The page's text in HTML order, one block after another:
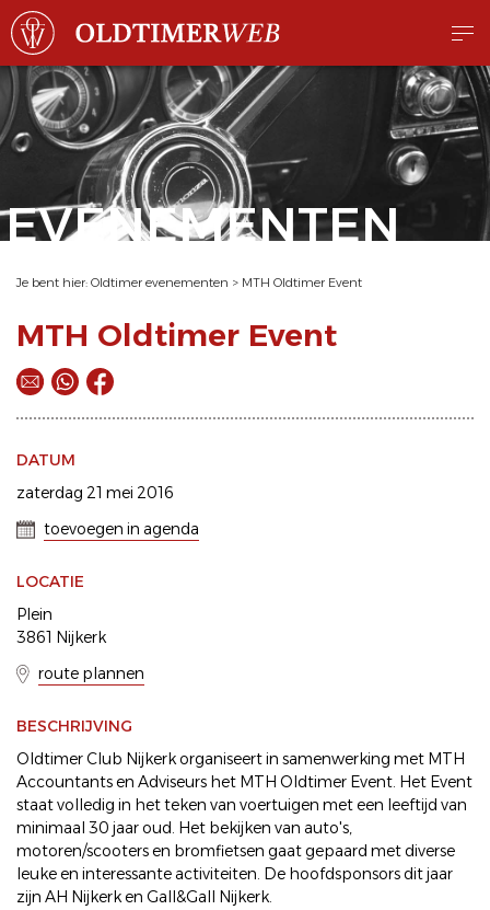
EVENEMENTEN
Je bent hier: Oldtimer evenementen > MTH Oldtimer Event
MTH Oldtimer Event
DATUM
zaterdag 21 mei 2016
toevoegen in agenda
LOCATIE
Plein
3861 Nijkerk
route plannen
BESCHRIJVING
Oldtimer Club Nijkerk organiseert in samenwerking met MTH
Accountants en Adviseurs het MTH Oldtimer Event. Het Event
staat volledig in het teken van voertuigen met een leeftijd van
minimaal 30 jaar oud. Het bekijken van auto's,
motoren/scooters en bromfietsen gaat gepaard met diverse
leuke en interessante activiteiten. De hoofdsponsors dit jaar
zijn AH Nijkerk en Gall&Gall Nijkerk.